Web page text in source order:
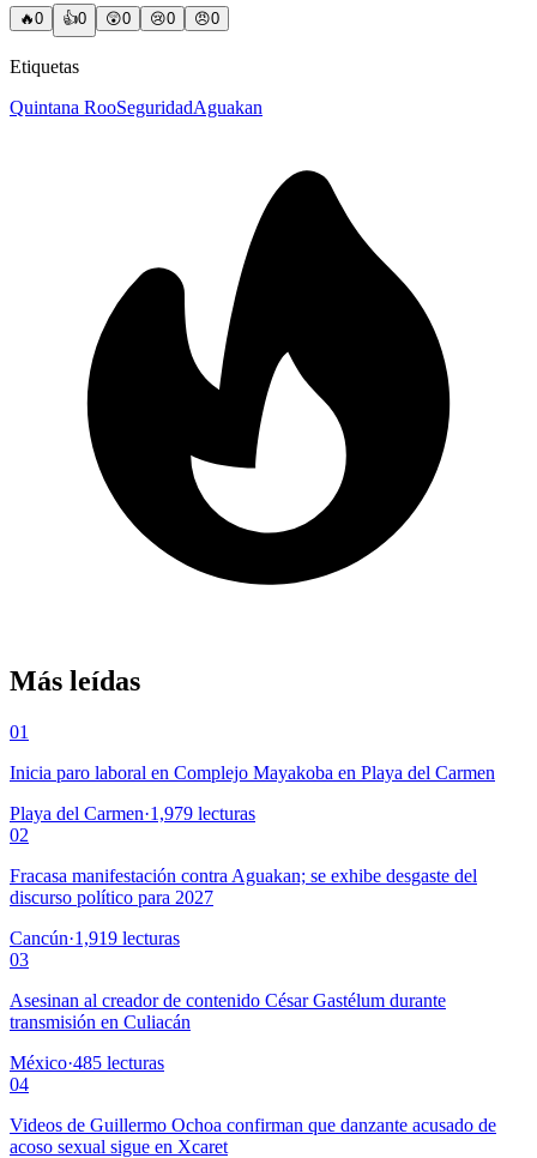
🔥0 👍0 😲0 😢0 😠0
Etiquetas
Quintana RooSeguridadAguakan
Más leídas
01
Inicia paro laboral en Complejo Mayakoba en Playa del Carmen
Playa del Carmen·1,979 lecturas
02
Fracasa manifestación contra Aguakan; se exhibe desgaste del
discurso político para 2027
Cancún·1,919 lecturas
03
Asesinan al creador de contenido César Gastélum durante
transmisión en Culiacán
México·485 lecturas
04
Videos de Guillermo Ochoa confirman que danzante acusado de
acoso sexual sigue en Xcaret